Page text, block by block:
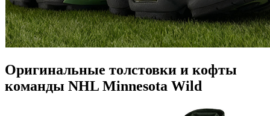
Оригинальные толстовки и кофты
команды NHL Minnesota Wild